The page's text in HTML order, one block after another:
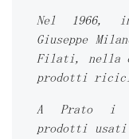
Nel 1966,
Giuseppe
Filati, nella
prodotti
A Prato i
prodotti usati